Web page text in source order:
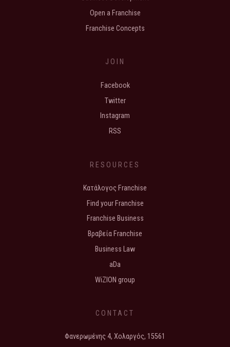
Open a Franchise
Franchise Concepts
JOIN
Facebook
Twitter
Instagram
RSS
RESOURCES
Κατάλογος Franchise
Find your Franchise
Franchise Business
Βραβεία Franchise
Business Law
aDa
WiZION group
CONTACT
Φανερωμένης 4, Χολαργός, 15561